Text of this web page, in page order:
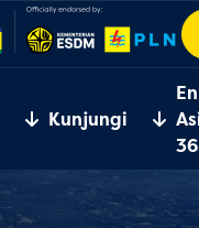
Kunjungi